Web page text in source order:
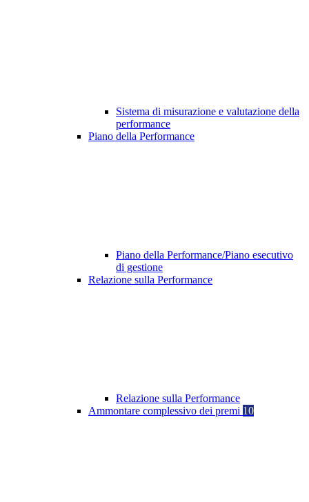
Sistema di misurazione e valutazione della
performance
Piano della Performance
Piano della Performance/Piano esecutivo
di gestione
Relazione sulla Performance
Relazione sulla Performance
Ammontare complessivo dei premi 10